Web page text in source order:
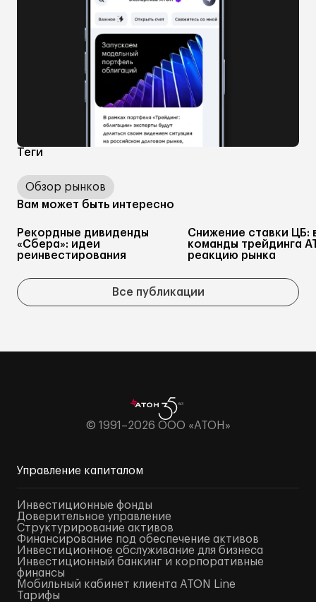
Теги
Обзор рынков
Вам может быть интересно
Рекордные дивиденды
«Сбера»: идеи
реинвестирования
Снижение ставки ЦБ:
команды трейдинга
реакцию рынка
Все публикации
© 1991–2026 ООО «АТОН»
Управление капиталом
Инвестиционные фонды
Доверительное управление
Структурирование активов
Финансирование под обеспечение активов
Инвестиционное обслуживание для бизнеса
Инвестиционный банкинг и корпоративные
финансы
Мобильный кабинет клиента ATON Line
Тарифы